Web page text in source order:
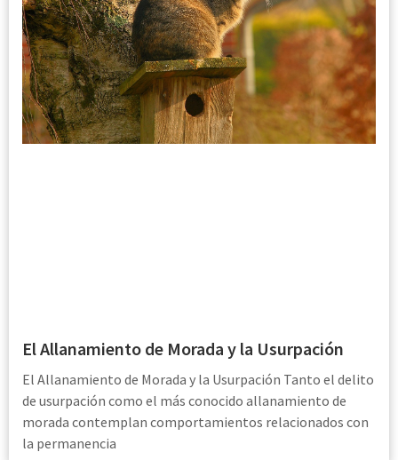
El Allanamiento de Morada y la Usurpación
El Allanamiento de Morada y la Usurpación Tanto el delito
de usurpación como el más conocido allanamiento de
morada contemplan comportamientos relacionados con
la permanencia